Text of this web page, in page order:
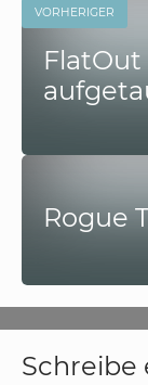
VORHERIGER
FlatOut
Rogue
Schreibe